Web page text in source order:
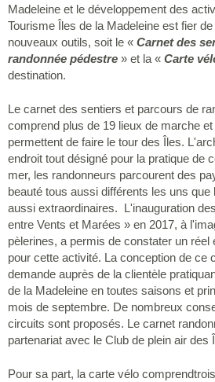
Madeleine et le développement des
Tourisme Îles de la Madeleine est fier
nouveaux outils, soit le « Carnet des
randonnée pédestre » et la « Carte
destination.
Le carnet des sentiers et parcours de
comprend plus de 19 lieux de marche
permettent de faire le tour des Îles.
endroit tout désigné pour la pratique de
mer, les randonneurs parcourent des
beauté tous aussi différents les uns
aussi extraordinaires. L'inauguration
entre Vents et Marées » en 2017, à
pèlerines, a permis de constater un réel
pour cette activité. La conception de ce
demande auprès de la clientèle
de la Madeleine en toutes saisons et
mois de septembre. De nombreux
circuits sont proposés. Le carnet
partenariat avec le Club de plein air
Pour sa part, la carte vélo